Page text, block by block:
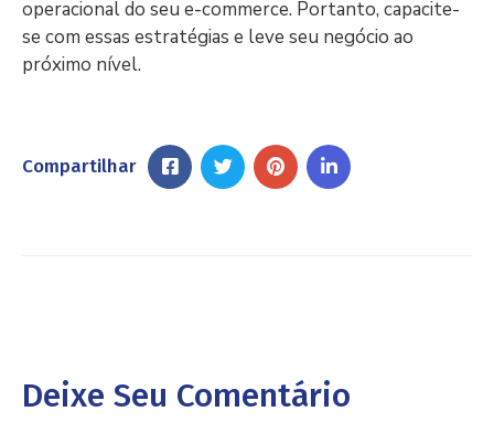
operacional do seu e-commerce. Portanto, capacite-
se com essas estratégias e leve seu negócio ao
próximo nível.
Compartilhar
Deixe Seu Comentário